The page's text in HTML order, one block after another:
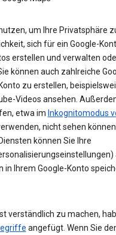
um Ihre Privatsphäre
sich für ein Google-
erstellen und verwalten
können auch zahlreiche
zu erstellen,
Videos ansehen.
etwa im Inkognitomodus
nicht sehen
können Sie Ihre
Ihrem Google-Konto
verständlich zu machen,
angefügt. Wenn Sie